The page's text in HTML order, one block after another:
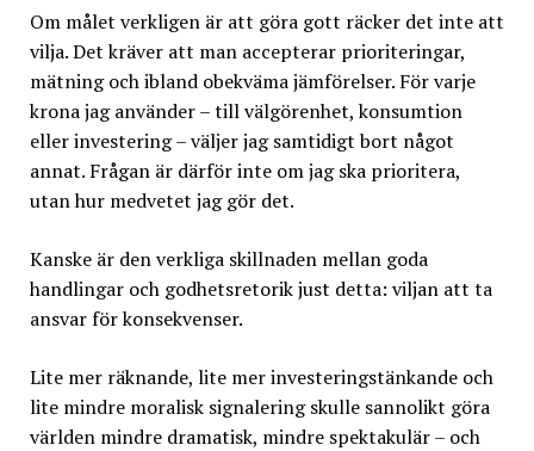
Om målet verkligen är att göra gott räcker det inte att
vilja. Det kräver att man accepterar prioriteringar,
mätning och ibland obekväma jämförelser. För varje
krona jag använder – till välgörenhet, konsumtion
eller investering – väljer jag samtidigt bort något
annat. Frågan är därför inte om jag ska prioritera,
utan hur medvetet jag gör det.
Kanske är den verkliga skillnaden mellan goda
handlingar och godhetsretorik just detta: viljan att ta
ansvar för konsekvenser.
Lite mer räknande, lite mer investeringstänkande och
lite mindre moralisk signalering skulle sannolikt göra
världen mindre dramatisk, mindre spektakulär – och